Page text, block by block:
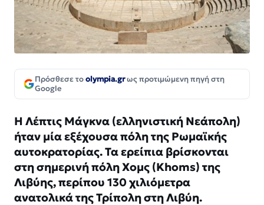
Πρόσθεσε τοolympia.grως προτιμώμενη πηγή στη
Google
Η Λέπτις Μάγκνα (ελληνιστική Νεάπολη)
ήταν μία εξέχουσα πόλη της Ρωμαϊκής
αυτοκρατορίας. Τα ερείπια βρίσκονται
στη σημερινή πόλη Χομς (Khoms) της
Λιβύης, περίπου 130 χιλιόμετρα
ανατολικά της Τρίπολη στη Λιβύη.